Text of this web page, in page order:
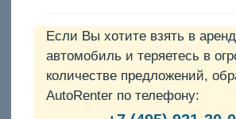
Если Вы хотите взять в
автомобиль и теряетесь в
количестве предложений,
AutoRenter по телефону: